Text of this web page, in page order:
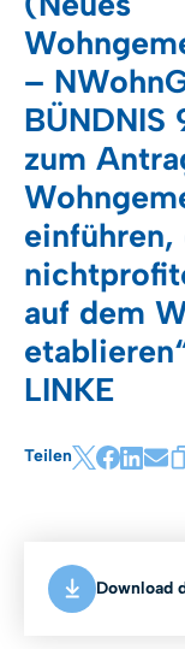
–
BÜNDNIS
zum
einführen,
auf dem
LINKE
Teilen
Download